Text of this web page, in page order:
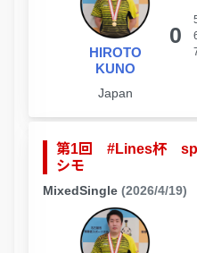
HIROTO
KUNO
Japan
0
第1回 #Lines杯
シモ
MixedSingle (2026/4/19)